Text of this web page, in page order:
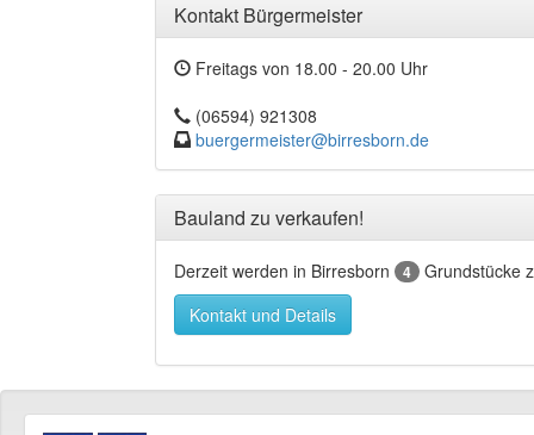
Kontakt Bürgermeister
Freitags von 18.00 - 20.00 Uhr
(06594) 921308
buergermeister@birresborn.de
Bauland zu verkaufen!
Derzeit werden in Birresborn 4
Grundstücke
Kontakt und Details